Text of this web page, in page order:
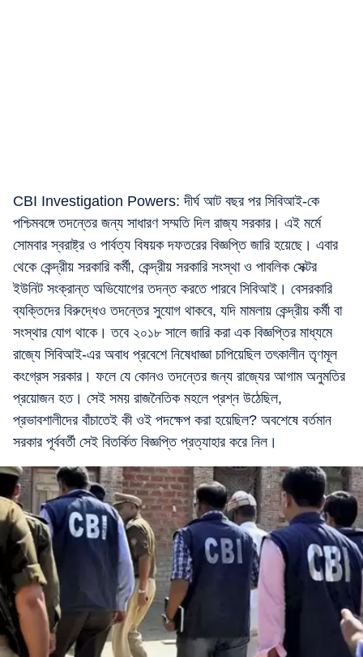
CBI Investigation Powers: দীর্ঘ আট বছর পর সিবিআই-কে
পশ্চিমবঙ্গে তদন্তের জন্য সাধারণ সম্মতি দিল রাজ্য সরকার। এই মর্মে
সোমবার স্বরাষ্ট্র ও পার্বত্য বিষয়ক দফতরের বিজ্ঞপ্তি জারি হয়েছে। এবার
থেকে কেন্দ্রীয় সরকারি কর্মী, কেন্দ্রীয় সরকারি সংস্থা ও পাবলিক সেক্টর
ইউনিট সংক্রান্ত অভিযোগের তদন্ত করতে পারবে সিবিআই। বেসরকারি
ব্যক্তিদের বিরুদ্ধেও তদন্তের সুযোগ থাকবে, যদি মামলায় কেন্দ্রীয় কর্মী বা
সংস্থার যোগ থাকে। তবে ২০১৮ সালে জারি করা এক বিজ্ঞপ্তির মাধ্যমে
রাজ্যে সিবিআই-এর অবাধ প্রবেশে নিষেধাজ্ঞা চাপিয়েছিল তৎকালীন তৃণমূল
কংগ্রেস সরকার। ফলে যে কোনও তদন্তের জন্য রাজ্যের আগাম অনুমতির
প্রয়োজন হত। সেই সময় রাজনৈতিক মহলে প্রশ্ন উঠেছিল,
প্রভাবশালীদের বাঁচাতেই কী ওই পদক্ষেপ করা হয়েছিল? অবশেষে বর্তমান
সরকার পূর্ববর্তী সেই বিতর্কিত বিজ্ঞপ্তি প্রত্যাহার করে নিল।